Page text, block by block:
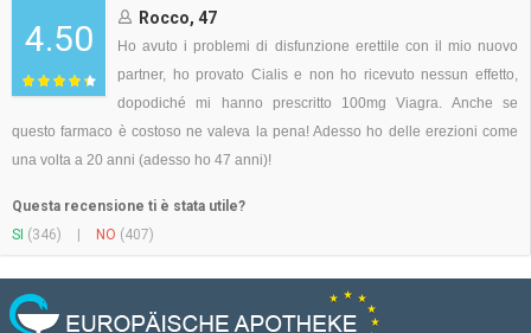
4.50 Rocco, 47
Ho avuto i problemi di disfunzione erettile con il mio nuovo
partner, ho provato Cialis e non ho ricevuto nessun effetto,
dopodiché mi hanno prescritto 100mg Viagra. Anche se
questo farmaco è costoso ne valeva la pena! Adesso ho delle erezioni come
una volta a 20 anni (adesso ho 47 anni)!
Questa recensione ti è stata utile?
SI (346) NO (407)